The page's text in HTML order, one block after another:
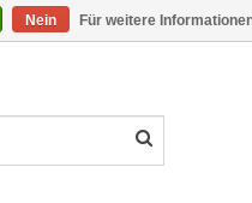
Nein Für weitere